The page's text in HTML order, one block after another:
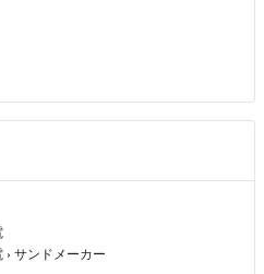
げ交渉、外部誘導と判断した場合は、
時間以内にお手続きをお願いしま
します。
丁寧を心掛けます。
、割れ物以外は濡れ防止の簡易包装
› サンドメーカー